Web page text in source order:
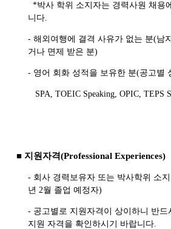
*박사 학위 소지자는 경력사원 채용
니다.
-해외여행에 결격 사유가 없는 분(남
거나 면제 받은 분)
- 영어 회화 성적을 보유한 분(공고별
SPA, TOEIC Speaking, OPIC, TEPS
■ 지원자격(Professional Experiences)
- 회사 경력보유자 또는 박사학위 소
년2월 졸업 예정자)
- 공고별로 지원자격이 상이하니 반드
지원 자격을 확인하시기 바랍니다.